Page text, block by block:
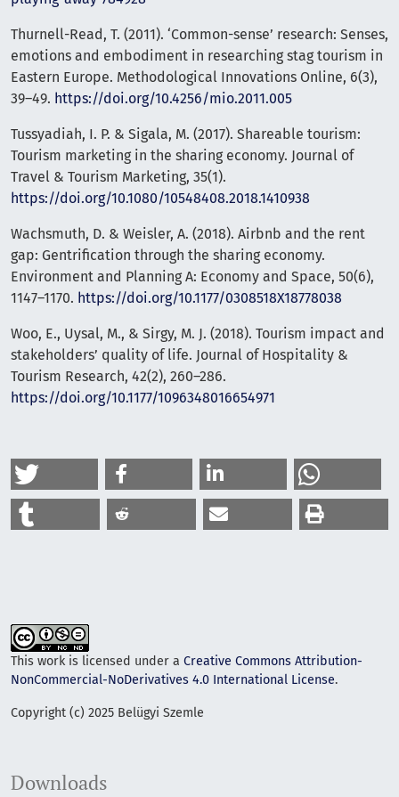
Thurnell-Read, T. (2011). ‘Common-sense’ research: Senses,
emotions and embodiment in researching stag tourism in
Eastern Europe. Methodological Innovations Online, 6(3),
39–49. https://doi.org/10.4256/mio.2011.005
Tussyadiah, I. P. & Sigala, M. (2017). Shareable tourism:
Tourism marketing in the sharing economy. Journal of
Travel & Tourism Marketing, 35(1).
https://doi.org/10.1080/10548408.2018.1410938
Wachsmuth, D. & Weisler, A. (2018). Airbnb and the rent
gap: Gentrification through the sharing economy.
Environment and Planning A: Economy and Space, 50(6),
1147–1170. https://doi.org/10.1177/0308518X18778038
Woo, E., Uysal, M., & Sirgy, M. J. (2018). Tourism impact and
stakeholders’ quality of life. Journal of Hospitality &
Tourism Research, 42(2), 260–286.
https://doi.org/10.1177/1096348016654971
This work is licensed under a Creative Commons Attribution-
NonCommercial-NoDerivatives 4.0 International License.
Copyright (c) 2025 Belügyi Szemle
Downloads